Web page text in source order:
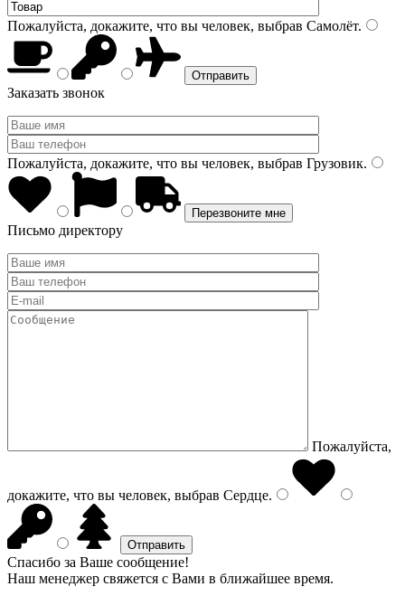
Пожалуйста, докажите, что вы человек, выбрав Самолёт.
Заказать звонок
Пожалуйста, докажите, что вы человек, выбрав Грузовик.
Письмо директору
Пожалуйста,
докажите, что вы человек, выбрав Сердце.
Спасибо за Ваше сообщение!
Наш менеджер свяжется с Вами в ближайшее время.